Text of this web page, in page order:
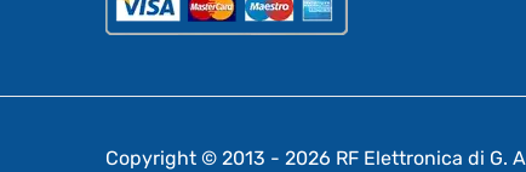
Copyright © 2013 - 2026 RF Elettronica di G.